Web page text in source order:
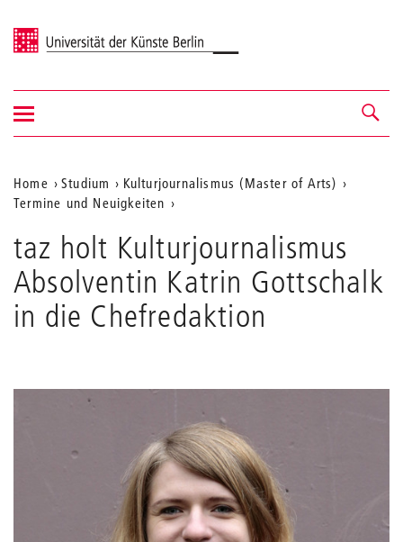
Universität der Künste Berlin
Navigation &
Suche
Navigation
ein-/ausblenden
Aktuelle
Position
auf
der
Webseite
Home Studium
Kulturjournalismus (Master of Arts)
Termine und Neuigkeiten
taz holt Kulturjournalismus
Absolventin Katrin Gottschalk
in die Chefredaktion